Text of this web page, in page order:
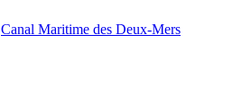
Canal Maritime des Deux-Mers